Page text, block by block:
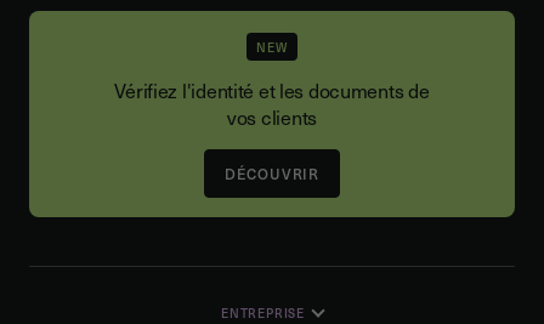
NEW
Vérifiez l'identité et les documents de
vos clients
DÉCOUVRIR
ENTREPRISE